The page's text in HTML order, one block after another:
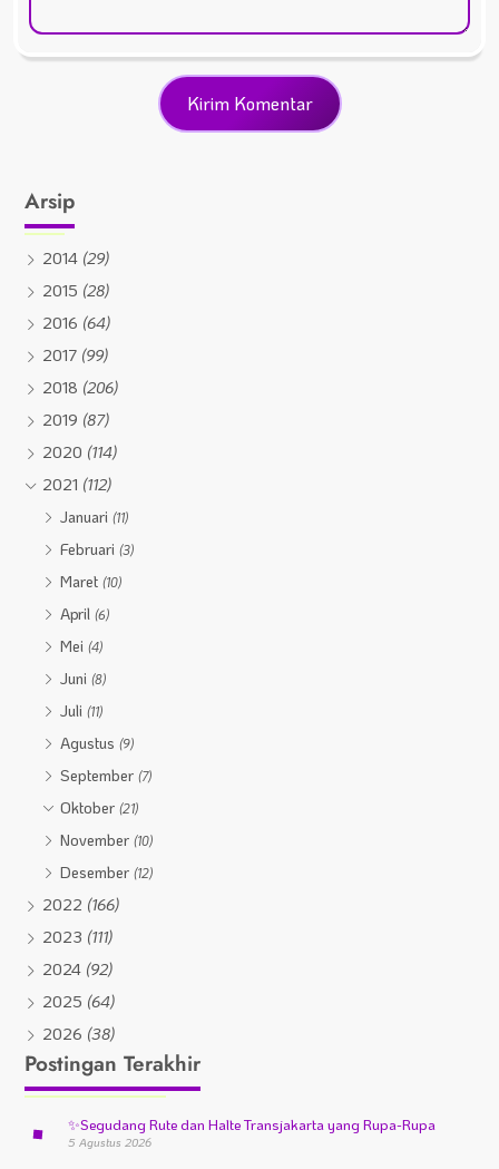
Arsip
2014 (29)
2015 (28)
2016 (64)
2017 (99)
2018 (206)
2019 (87)
2020 (114)
2021 (112)
Januari(11)
Februari(3)
Maret(10)
April(6)
Mei(4)
Juni(8)
Juli(11)
Agustus(9)
September(7)
Oktober(21)
November(10)
Desember(12)
2022 (166)
2023 (111)
2024 (92)
2025 (64)
2026 (38)
Postingan Terakhir
✨Segudang Rute dan Halte Transjakarta yang Rupa-Rupa
5 Agustus 2026